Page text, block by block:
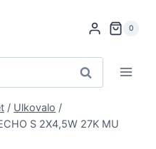
0
Haku
/ Ulkovalo /
S 2X4,5W 27K MU